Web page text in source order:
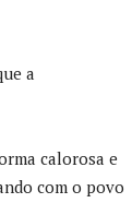
a
calorosa e
com o povo